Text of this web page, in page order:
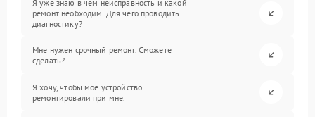
Я уже знаю в чем неисправность и какой
ремонт необходим. Для чего проводить
диагностику?
Мне нужен срочный ремонт. Сможете
сделать?
Я хочу, чтобы мое устройство
ремонтировали при мне.